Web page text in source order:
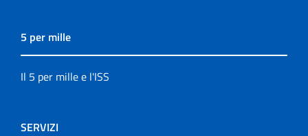
5 per mille
Il 5 per mille e l'ISS
SERVIZI